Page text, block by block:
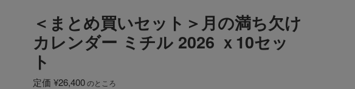
＜まとめ買いセット＞月の満ち欠け
カレンダー ミチル 2026 ｘ10セッ
ト
定価 ¥26,400のところ